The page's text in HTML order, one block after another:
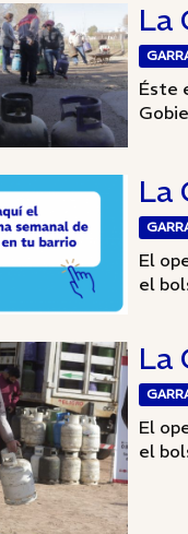
La
Éste
La
El
el
La
El
el